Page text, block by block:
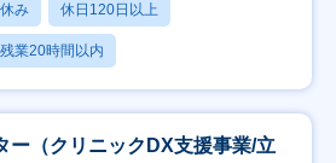
み 休日120日以上
業20時間以内
ー（クリニックDX支援事業/立